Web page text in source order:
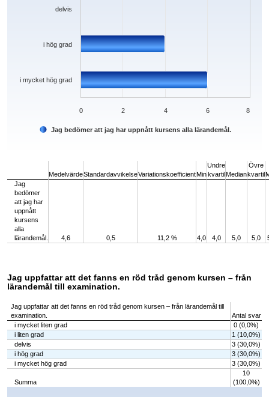
Jag bedömer att jag har uppnått kursens alla lärandemål.
i mycket hög grad
i hög grad
delvis
0 2 4 6 8
MedelvärdeStandardavvikelseVariationskoefficientMin
Undre
kvartilMedian
Övre
kvartil
Jag
bedömer
att jag har
uppnått
kursens
alla
lärandemål.
4,6 0,5 11,2 % 4,0 4,0 5,0 5,0
Jag uppfattar att det fanns en röd tråd genom kursen – från
lärandemål till examination.
Jag uppfattar att det fanns en röd tråd genom kursen – från lärandemål till
examination.
Antal svar
i mycket liten grad
0 (0,0%)
i liten grad
1 (10,0%)
delvis
3 (30,0%)
i hög grad
3 (30,0%)
i mycket hög grad
3 (30,0%)
Summa
10
(100,0%)
Chart